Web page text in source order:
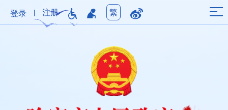
登录 | 注册 繁